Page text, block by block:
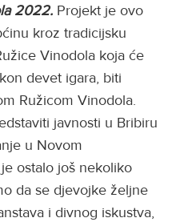
2022. Projekt je ovo
kroz tradicijsku
Vinodola koja će
devet igara, biti
Ružicom Vinodola.
javnosti u Bribiru
u Novom
ostalo još nekoliko
da se djevojke željne
i divnog iskustva,